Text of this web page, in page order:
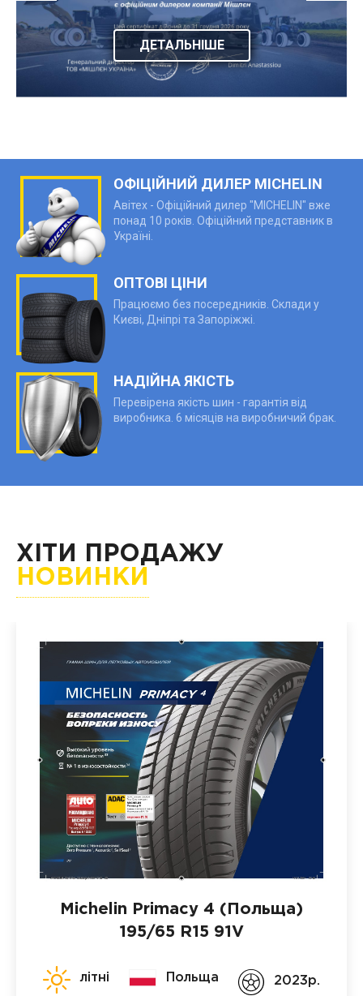
ДЕТАЛЬНІШЕ
ОФІЦІЙНИЙ ДИЛЕР MICHELIN
Авітех - Офіційний дилер "MICHELIN" вже
понад 10 років. Офіційний представник в
Україні.
ОПТОВІ ЦІНИ
Працюємо без посередників. Склади у
Києві, Дніпрі та Запоріжжі.
НАДІЙНА ЯКІСТЬ
Перевірена якість шин - гарантія від
виробника. 6 місяців на виробничий брак.
ХІТИ ПРОДАЖУ
НОВИНКИ
Michelin Primacy 4 (Польща)
195/65 R15 91V
літні Польща 2023p.